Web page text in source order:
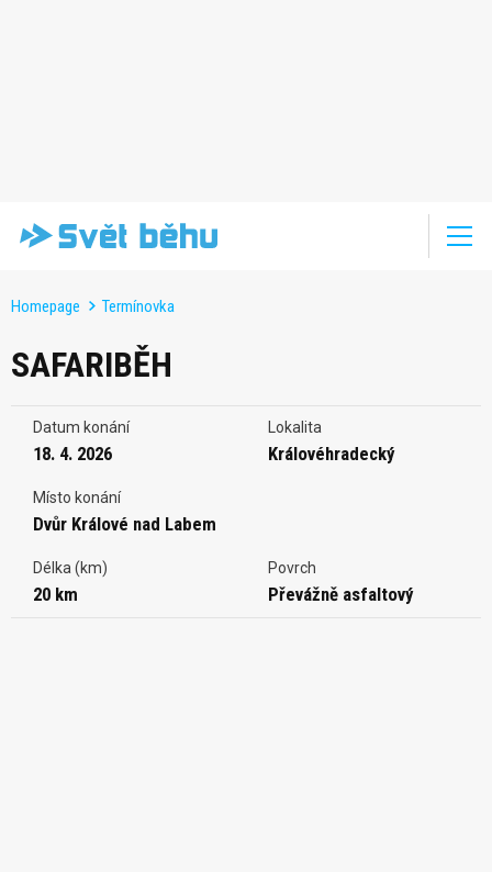
Homepage Termínovka
SAFARIBĚH
Datum konání
18. 4. 2026
Lokalita
Královéhradecký
Místo konání
Dvůr Králové nad Labem
Délka (km)
20 km
Povrch
Převážně asfaltový